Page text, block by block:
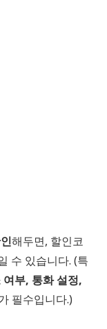
해두면, 할인코
수 있습니다. (특
부, 통화 설정,
필수입니다.)